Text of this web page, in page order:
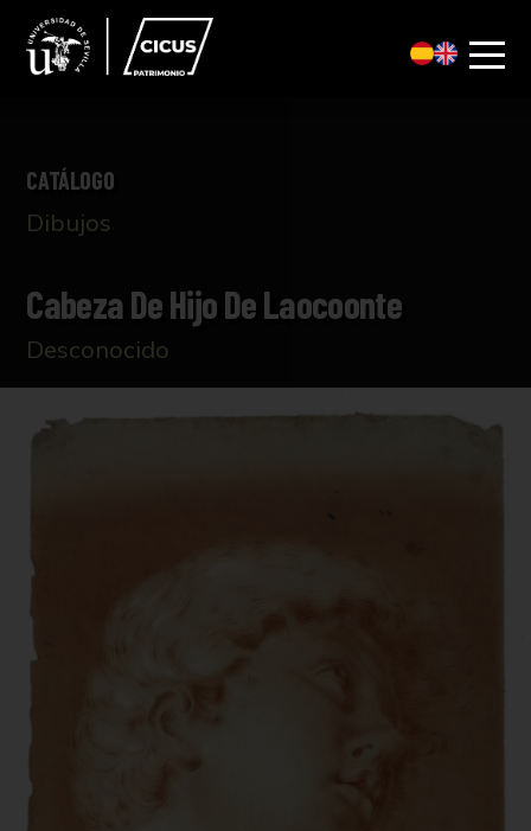
CATÁLOGO
Dibujos
Cabeza De Hijo De Laocoonte
Desconocido